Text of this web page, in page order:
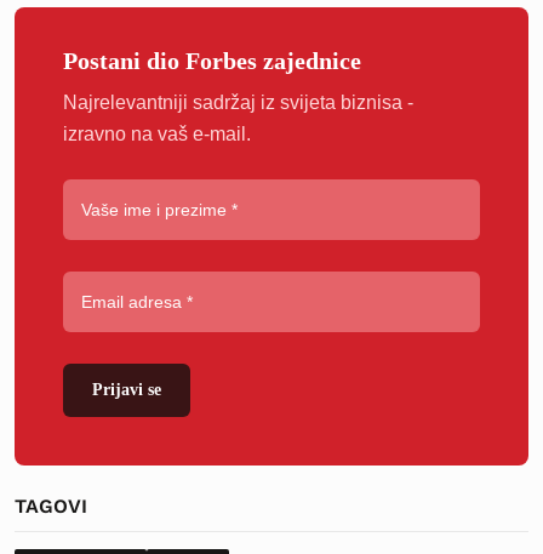
Postani dio Forbes zajednice
Najrelevantniji sadržaj iz svijeta biznisa -
izravno na vaš e-mail.
Prijavi se
TAGOVI